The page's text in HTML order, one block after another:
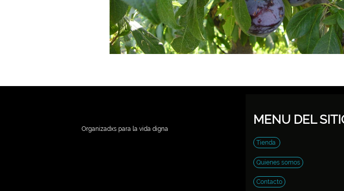
Organizadxs para la vida digna
MENU DEL
Tienda
Quienes somos
Contacto